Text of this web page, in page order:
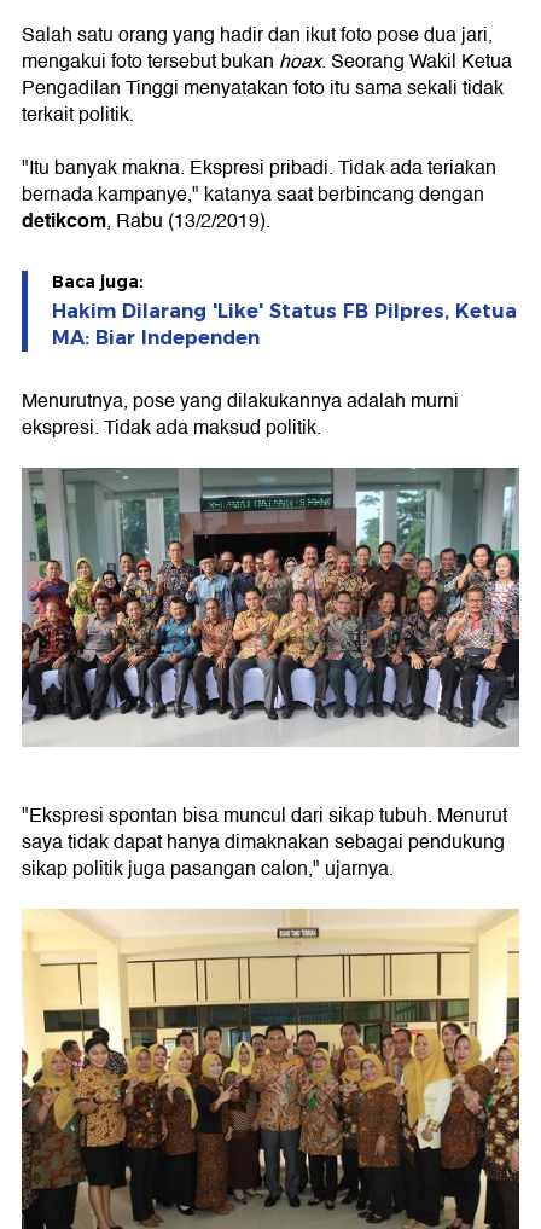
Salah satu orang yang hadir dan ikut foto pose dua jari,
mengakui foto tersebut bukan hoax. Seorang Wakil Ketua
Pengadilan Tinggi menyatakan foto itu sama sekali tidak
terkait politik.
"Itu banyak makna. Ekspresi pribadi. Tidak ada teriakan
bernada kampanye," katanya saat berbincang dengan
detikcom, Rabu (13/2/2019).
Baca juga:
Hakim Dilarang 'Like' Status FB Pilpres, Ketua
MA: Biar Independen
Menurutnya, pose yang dilakukannya adalah murni
ekspresi. Tidak ada maksud politik.
"Ekspresi spontan bisa muncul dari sikap tubuh. Menurut
saya tidak dapat hanya dimaknakan sebagai pendukung
sikap politik juga pasangan calon," ujarnya.